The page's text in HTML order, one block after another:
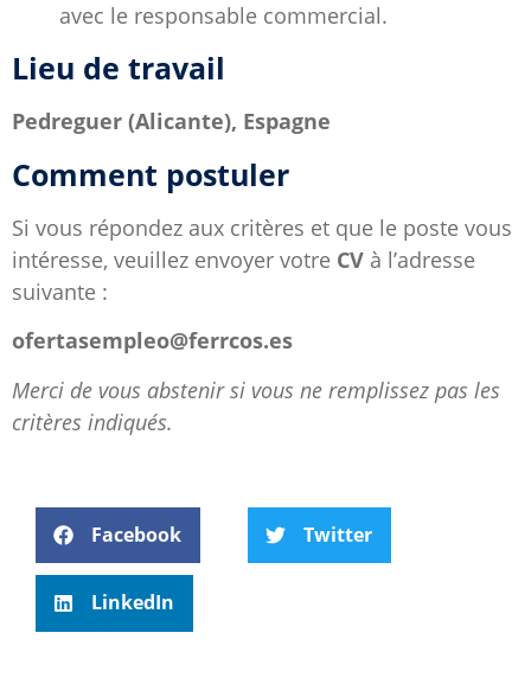
avec le responsable commercial.
Lieu de travail
Pedreguer (Alicante), Espagne
Comment postuler
Si vous répondez aux critères et que le poste vous
intéresse, veuillez envoyer votre CV à l’adresse
suivante :
ofertasempleo@ferrcos.es
Merci de vous abstenir si vous ne remplissez pas les
critères indiqués.
Facebook Twitter
LinkedIn